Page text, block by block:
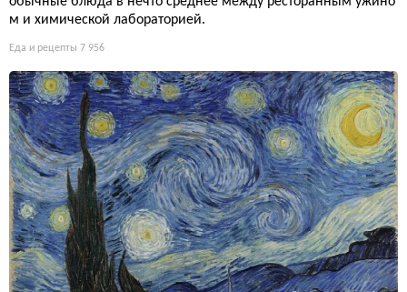
м и химической лабораторией.
Еда и рецепты 7 956